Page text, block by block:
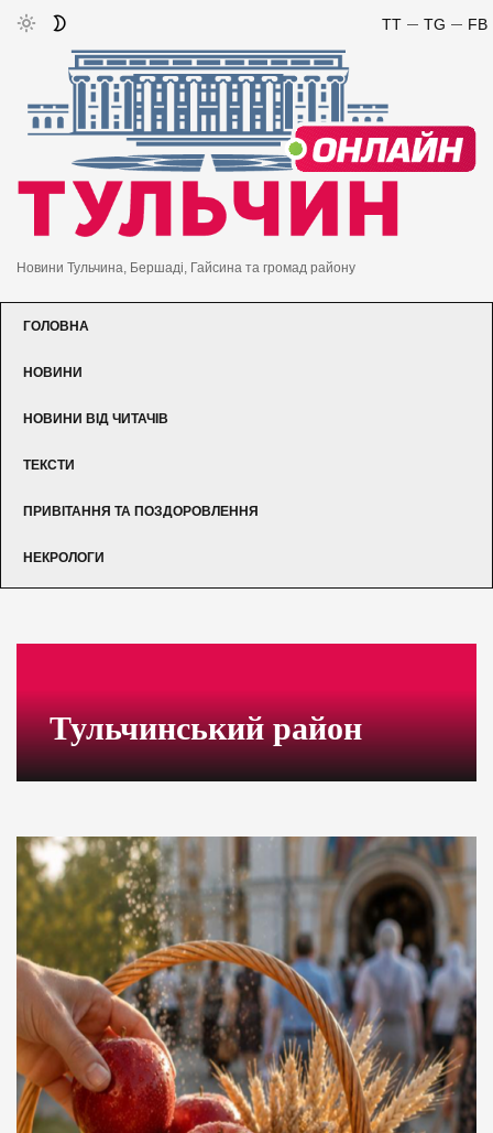
FB
TG
TT
Новини Тульчина, Бершаді, Гайсина та громад району
ГОЛОВНА
НОВИНИ
НОВИНИ ВІД ЧИТАЧІВ
ТЕКСТИ
ПРИВІТАННЯ ТА ПОЗДОРОВЛЕННЯ
НЕКРОЛОГИ
Тульчинський район